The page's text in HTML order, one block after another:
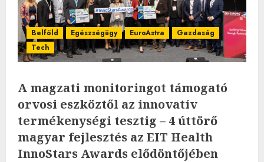
Belföld Egészségügy EuroAstra
Gazdaság
Tech
A magzati monitoringot támogató
orvosi eszköztől az innovatív
termékenységi tesztig – 4 úttörő
magyar fejlesztés az EIT Health
InnoStars Awards elődöntőjében